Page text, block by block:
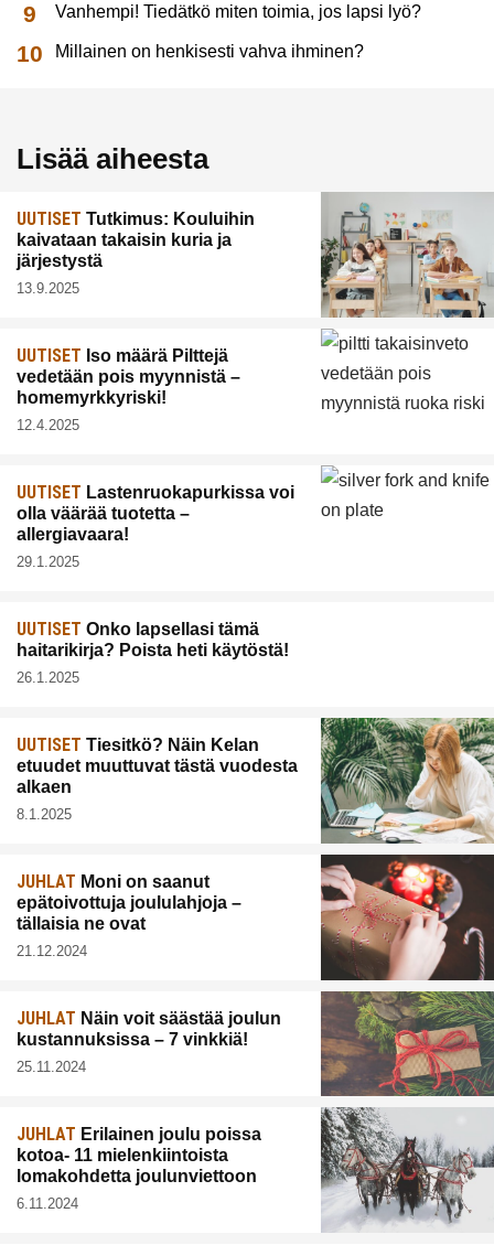
Vanhempi! Tiedätkö miten toimia, jos lapsi lyö?
Millainen on henkisesti vahva ihminen?
Lisää aiheesta
UUTISET Tutkimus: Kouluihin
kaivataan takaisin kuria ja
järjestystä
13.9.2025
UUTISET Iso määrä Pilttejä
vedetään pois myynnistä –
homemyrkkyriski!
12.4.2025
UUTISET Lastenruokapurkissa voi
olla väärää tuotetta –
allergiavaara!
29.1.2025
UUTISET Onko lapsellasi tämä
haitarikirja? Poista heti käytöstä!
26.1.2025
UUTISET Tiesitkö? Näin Kelan
etuudet muuttuvat tästä vuodesta
alkaen
8.1.2025
JUHLAT Moni on saanut
epätoivottuja joululahjoja –
tällaisia ne ovat
21.12.2024
JUHLAT Näin voit säästää joulun
kustannuksissa – 7 vinkkiä!
25.11.2024
JUHLAT Erilainen joulu poissa
kotoa- 11 mielenkiintoista
lomakohdetta joulunviettoon
6.11.2024